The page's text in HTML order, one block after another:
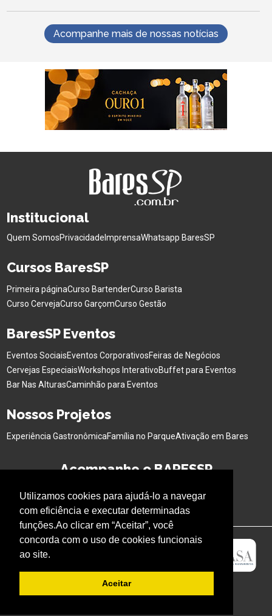
Utilizamos cookies para ajudá-lo a navegar
com eficiência e executar determinadas
funções.Ao clicar em “Aceitar”, você
concorda com o uso de cookies funcionais
ao site.
Aceitar
Acompanhe mais de nossas notícias
Institucional
Quem SomosPrivacidade ImprensaWhatsapp BaresSP
Cursos BaresSP
Primeira páginaCurso BartenderCurso Barista
Curso CervejaCurso GarçomCurso Gestão
BaresSP Eventos
Eventos SociaisEventos CorporativosFeiras de Negócios
Cervejas EspeciaisWorkshops InterativoBuffet para Eventos
Bar Nas AlturasCaminhão para Eventos
Nossos Projetos
Experiência GastronômicaFamília no ParqueAtivação em Bares
Acompanhe o BARESSP